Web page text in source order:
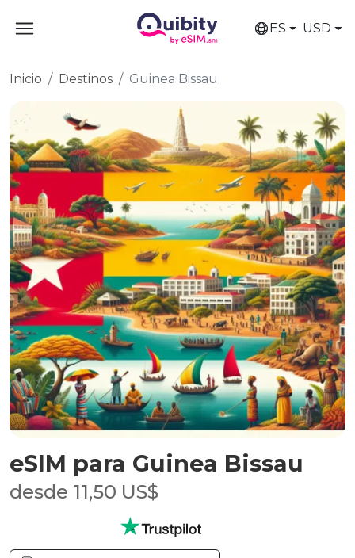
ES USD
Inicio Destinos Guinea Bissau
eSIM para Guinea Bissau
desde 11,50 US$